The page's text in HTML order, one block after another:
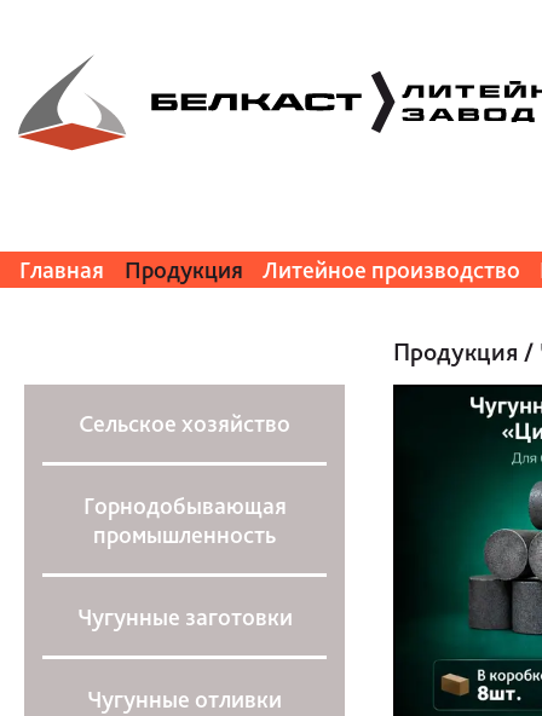
Главная Продукция Литейное производство
Сельское хозяйство
Горнодобывающая
промышленность
Чугунные заготовки
Чугунные отливки
Продукция /